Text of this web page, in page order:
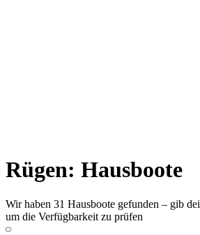
Rügen: Hausboote
Wir haben 31 Hausboote gefunden – gib
um die Verfügbarkeit zu prüfen